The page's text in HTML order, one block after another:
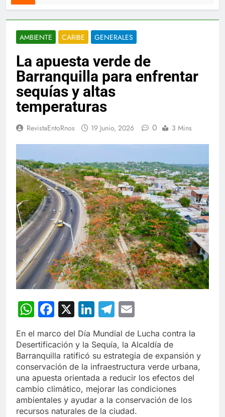
AMBIENTE CARIBE GENERALES
La apuesta verde de
Barranquilla para enfrentar
sequías y altas
temperaturas
RevistaEntoRnos 19 Junio, 2026 0 3 Mins
WhatsApp
Facebook
X LinkedIn
Telegram
En el marco del Día Mundial de Lucha contra la
Desertificación y la Sequía, la Alcaldía de
Barranquilla ratificó su estrategia de expansión y
conservación de la infraestructura verde urbana,
una apuesta orientada a reducir los efectos del
cambio climático, mejorar las condiciones
ambientales y ayudar a la conservación de los
recursos naturales de la ciudad.